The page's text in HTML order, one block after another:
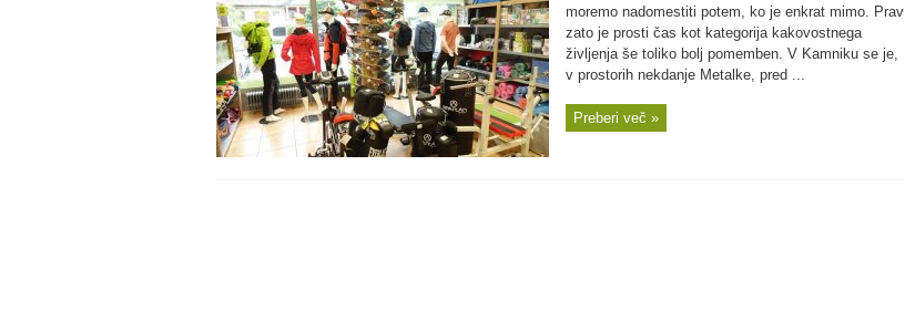
moremo nadomestiti potem, ko je enkrat mimo. Prav
zato je prosti čas kot kategorija kakovostnega
življenja še toliko bolj pomemben. V Kamniku se je,
v prostorih nekdanje Metalke, pred ...
Preberi več »